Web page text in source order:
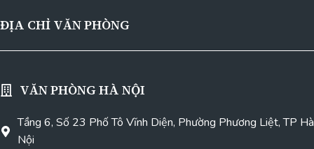
ĐỊA CHỈ VĂN PHÒNG
VĂN PHÒNG HÀ NỘI
Tầng 6, Số 23 Phố Tô Vĩnh Diện, Phường Phương Liệt, TP Hà
Nội